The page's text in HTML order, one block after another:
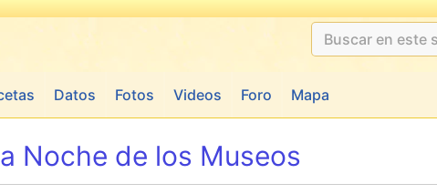
Datos Fotos Videos Foro Mapa
Noche de los Museos